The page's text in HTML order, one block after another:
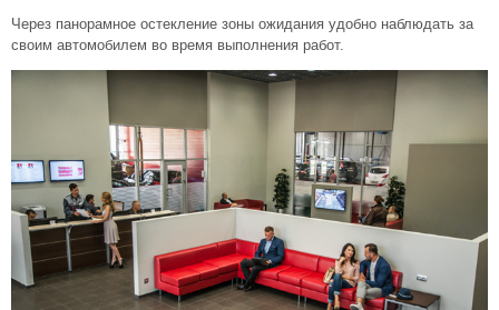
Через панорамное остекление зоны ожидания удобно наблюдать за
своим автомобилем во время выполнения работ.